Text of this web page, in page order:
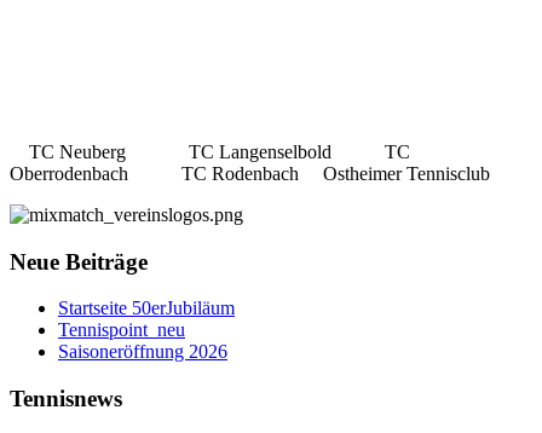
TC Neuberg TC Langenselbold TC
Oberrodenbach TC Rodenbach Ostheimer Tennisclub
Neue Beiträge
Startseite 50erJubiläum
Tennispoint_neu
Saisoneröffnung 2026
Tennisnews